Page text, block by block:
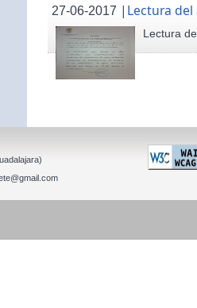
27-06-2017 | Lectura del
Lectura